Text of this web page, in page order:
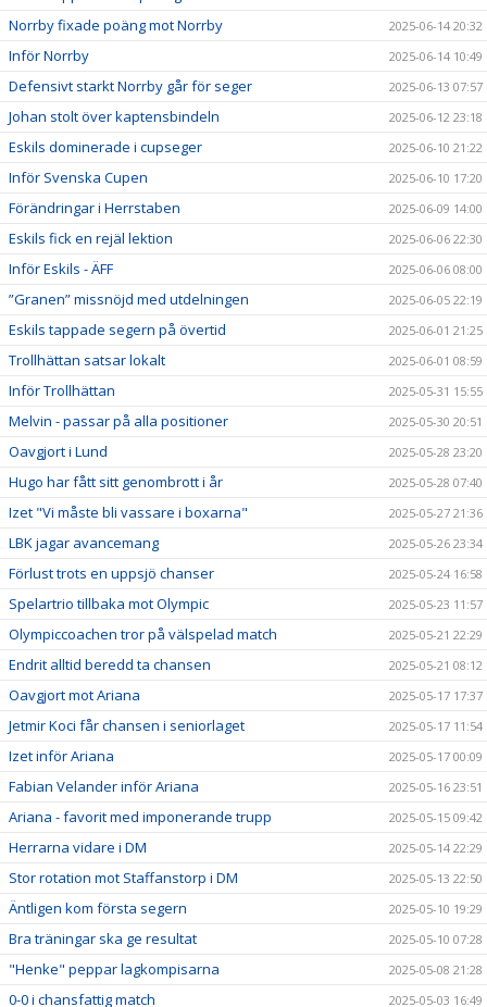
Norrby fixade poäng mot Norrby 2025-06-14 20:32
Inför Norrby 2025-06-14 10:49
Defensivt starkt Norrby går för seger 2025-06-13 07:57
Johan stolt över kaptensbindeln 2025-06-12 23:18
Eskils dominerade i cupseger 2025-06-10 21:22
Inför Svenska Cupen 2025-06-10 17:20
Förändringar i Herrstaben 2025-06-09 14:00
Eskils fick en rejäl lektion 2025-06-06 22:30
Inför Eskils - ÄFF 2025-06-06 08:00
”Granen” missnöjd med utdelningen 2025-06-05 22:19
Eskils tappade segern på övertid 2025-06-01 21:25
Trollhättan satsar lokalt 2025-06-01 08:59
Inför Trollhättan 2025-05-31 15:55
Melvin - passar på alla positioner 2025-05-30 20:51
Oavgjort i Lund 2025-05-28 23:20
Hugo har fått sitt genombrott i år 2025-05-28 07:40
Izet "Vi måste bli vassare i boxarna" 2025-05-27 21:36
LBK jagar avancemang 2025-05-26 23:34
Förlust trots en uppsjö chanser 2025-05-24 16:58
Spelartrio tillbaka mot Olympic 2025-05-23 11:57
Olympiccoachen tror på välspelad match 2025-05-21 22:29
Endrit alltid beredd ta chansen 2025-05-21 08:12
Oavgjort mot Ariana 2025-05-17 17:37
Jetmir Koci får chansen i seniorlaget 2025-05-17 11:54
Izet inför Ariana 2025-05-17 00:09
Fabian Velander inför Ariana 2025-05-16 23:51
Ariana - favorit med imponerande trupp 2025-05-15 09:42
Herrarna vidare i DM 2025-05-14 22:29
Stor rotation mot Staffanstorp i DM 2025-05-13 22:50
Äntligen kom första segern 2025-05-10 19:29
Bra träningar ska ge resultat 2025-05-10 07:28
"Henke" peppar lagkompisarna 2025-05-08 21:28
0-0 i chansfattig match 2025-05-03 16:49